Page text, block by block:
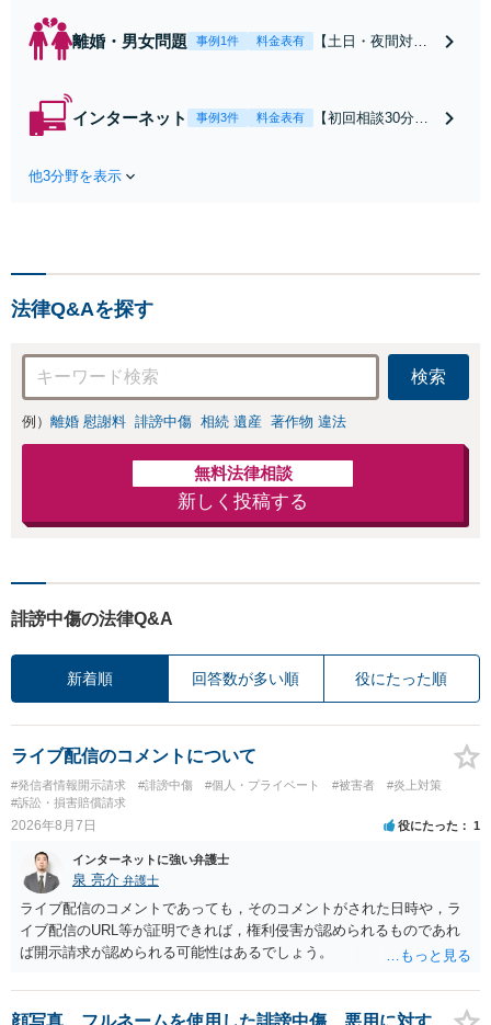
離婚・男女問題 事例1件 料金表有
【土日・夜間対応
れたら、サインす
インターネット 事例3件 料金表有
【初回相談30分無
お店の風評被害対
応可：開示請求の
意見照会が来たと
きの対処法、被害
者との示談交渉
他3分野を表示
法律Q&Aを探す
検索
例） 離婚 慰謝料 誹謗中傷 相続 遺産 著作物 違法
無料法律相談
新しく投稿する
誹謗中傷の法律Q&A
新着順 回答数が多い順 役にたった順
ライブ配信のコメントについて
#発信者情報開示請求 #誹謗中傷 #個人・プライベート #被害者
#炎上対策
#訴訟・損害賠償請求
2026年8月7日 役にたった 1
インターネットに強い弁護士
泉 亮介 弁護士
ライブ配信のコメントであっても，そのコメントがされた日時や，ラ
イブ配信のURL等が証明できれば，権利侵害が認められるものであれ
ば開示請求が認められる可能性はあるでしょう。
顔写真、フルネームを使用した誹謗中傷、悪用に対す